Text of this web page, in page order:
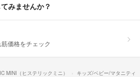
みませんか？
価格をチェック
MINI（ヒステリックミニ）
キッズ/ベビー/マタニティ